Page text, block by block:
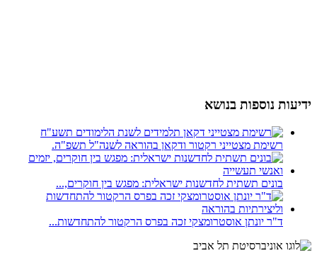
ידיעות נוספות בנושא
רשימת מצטייני רקטור ודקאן בהוראה לשנה"ל תשפ"ה.
בונים תשתית לחדשנות ישראלית: מפגש בין חוקרים,...
ד"ר יונתן אוסטרומצקי זכה בפרס הרקטור להתחדשות...